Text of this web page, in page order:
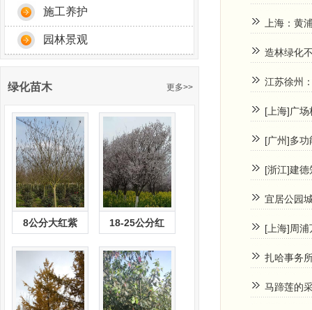
施工养护
园林景观
上海：黄
造林绿化
江苏徐州
[上海]广
[广州]多
[浙江]建
宜居公园
[上海]周
扎哈事务
马蹄莲的
绿化苗木 更多>>
8公分大红紫 18-25公分红